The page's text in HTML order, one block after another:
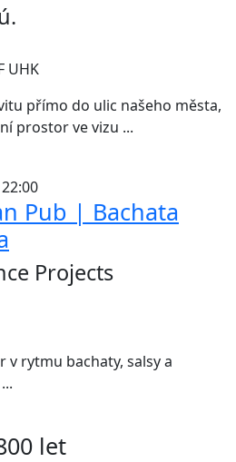
UHK
přímo do ulic našeho města,
prostor ve vizu ...
Pub | Bachata
Projects
v rytmu bachaty, salsy a
let